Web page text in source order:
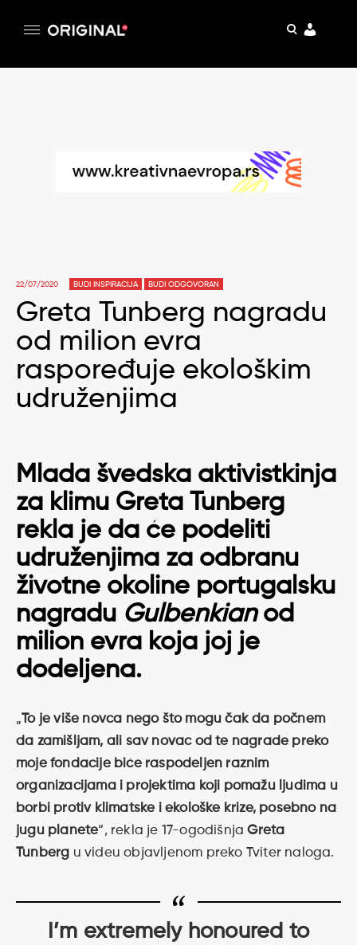
pretraga
22/07/2020 BUDI INSPIRACIJA BUDI ODGOVORAN
Greta Tunberg nagradu
od milion evra
raspoređuje ekološkim
udruženjima
Mlada švedska aktivistkinja
za klimu Greta Tunberg
rekla je da će podeliti
udruženjima za odbranu
životne okoline portugalsku
nagradu Gulbenkianod
milion evra koja joj je
dodeljena.
„To je više novca nego što mogu čak da počnem
da zamišljam, ali sav novac od te nagrade preko
moje fondacije biće raspodeljen raznim
organizacijama i projektima koji pomažu ljudima u
borbi protiv klimatske i ekološke krize, posebno na
jugu planete“, rekla je 17-ogodišnjaGreta
Tunberg u videu objavljenom preko Tviter naloga.
I’m extremely honoured to